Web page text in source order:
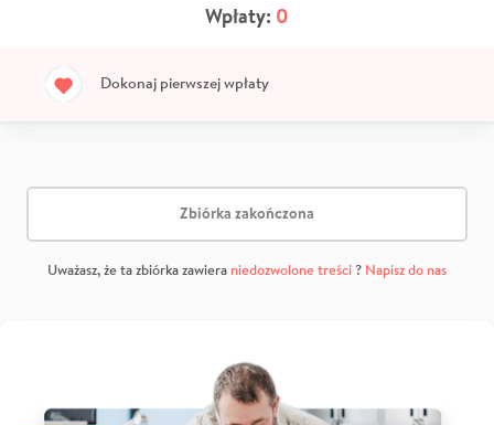
Wpłaty: 0
Dokonaj pierwszej wpłaty
Zbiórka zakończona
Uważasz, że ta zbiórka zawiera niedozwolone treści? Napisz do nas